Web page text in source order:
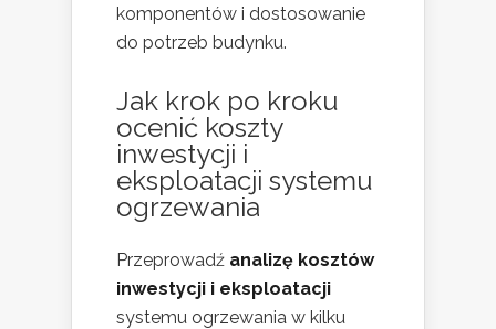
komponentów i dostosowanie
do potrzeb budynku.
Jak krok po kroku
ocenić koszty
inwestycji i
eksploatacji systemu
ogrzewania
Przeprowadź analizę kosztów
inwestycji i eksploatacji
systemu ogrzewania w kilku